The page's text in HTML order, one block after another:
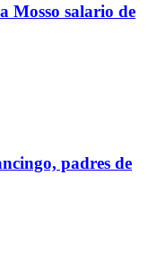
Mosso salario de
padres de